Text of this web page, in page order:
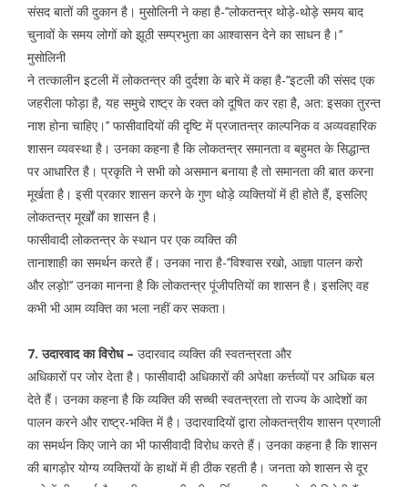
संसद बातों की दुकान है। मुसोलिनी ने कहा है-’’लोकतन्त्र थोड़े-थोड़े समय बाद
चुनावों के समय लोगों को झूठी सम्प्रभुता का आश्वासन देने का साधन है।’’
मुसोलिनी
ने तत्कालीन इटली में लोकतन्त्र की दुर्दशा के बारे में कहा है-’’इटली की संसद एक
जहरीला फोड़ा है, यह समुचे राष्ट्र के रक्त को दूषित कर रहा है, अत: इसका तुरन्त
नाश होना चाहिए।’’ फासीवादियों की दृष्टि में प्रजातन्त्र काल्पनिक व अव्यवहारिक
शासन व्यवस्था है। उनका कहना है कि लोकतन्त्र समानता व बहुमत के सिद्धान्त
पर आधारित है। प्रकृति ने सभी को असमान बनाया है तो समानता की बात करना
मूर्खता है। इसी प्रकार शासन करने के गुण थोड़े व्यक्तियों में ही होते हैं, इसलिए
लोकतन्त्र मूर्खों का शासन है।
फासीवादी लोकतन्त्र के स्थान पर एक व्यक्ति की
तानाशाही का समर्थन करते हैं। उनका नारा है-’’विश्वास रखो, आज्ञा पालन करो
और लड़ो!’’ उनका मानना है कि लोकतन्त्र पूंजीपतियों का शासन है। इसलिए वह
कभी भी आम व्यक्ति का भला नहीं कर सकता।
7. उदारवाद का विरोध – उदारवाद व्यक्ति की स्वतन्त्रता और
अधिकारों पर जोर देता है। फासीवादी अधिकारों की अपेक्षा कर्त्तव्यों पर अधिक बल
देते हैं। उनका कहना है कि व्यक्ति की सच्ची स्वतन्त्रता तो राज्य के आदेशों का
पालन करने और राष्ट्र-भक्ति में है। उदारवादियों द्वारा लोकतन्त्रीय शासन प्रणाली
का समर्थन किए जाने का भी फासीवादी विरोध करते हैं। उनका कहना है कि शासन
की बागड़ोर योग्य व्यक्तियों के हाथों में ही ठीक रहती है। जनता को शासन से दूर